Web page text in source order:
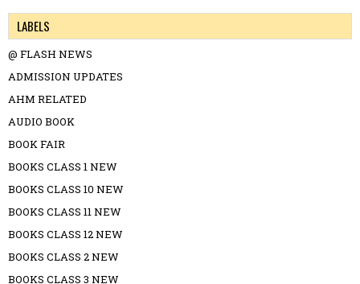
LABELS
@ FLASH NEWS
ADMISSION UPDATES
AHM RELATED
AUDIO BOOK
BOOK FAIR
BOOKS CLASS 1 NEW
BOOKS CLASS 10 NEW
BOOKS CLASS 11 NEW
BOOKS CLASS 12 NEW
BOOKS CLASS 2 NEW
BOOKS CLASS 3 NEW